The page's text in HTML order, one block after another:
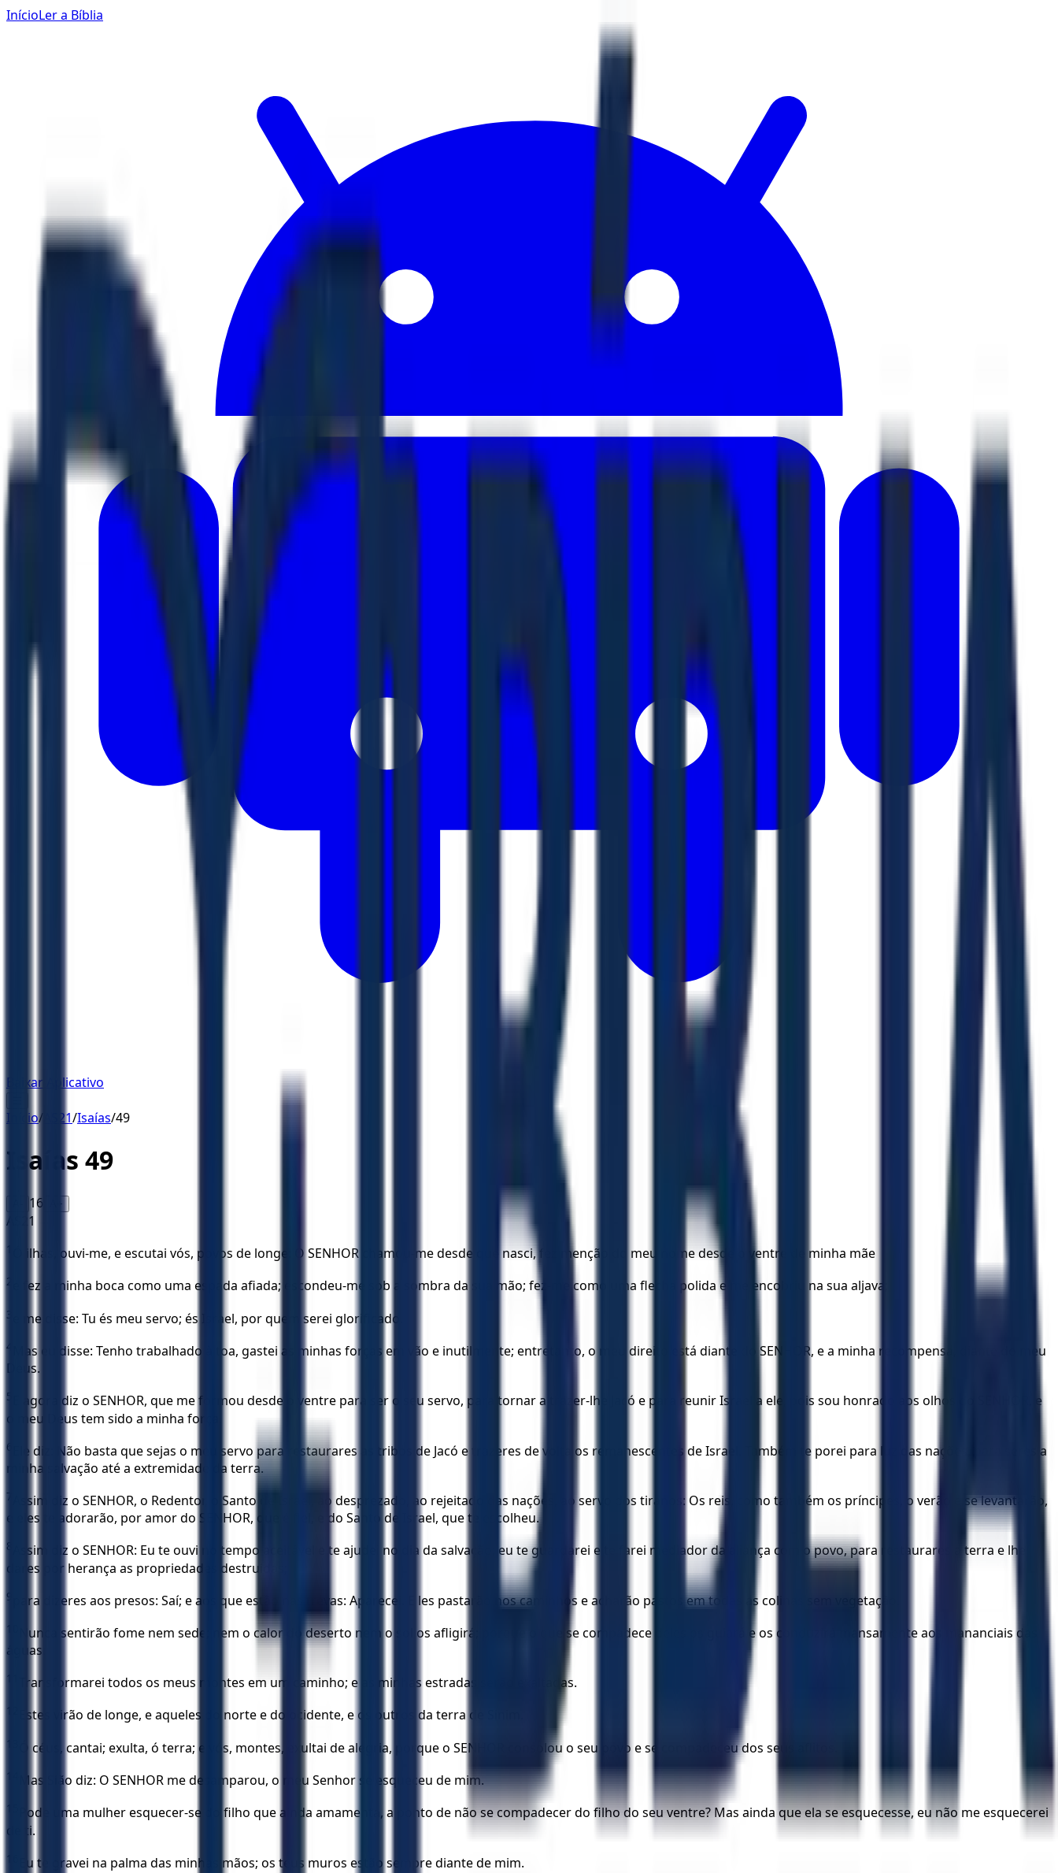
InícioLer a Bíblia
Baixar Aplicativo
Início/ AS21/Isaías/49
Isaías 49
16 A+
AS21
1 Ó ilhas, ouvi-me, e escutai vós, povos de longe: O SENHOR chamou-me desde que nasci, fez menção do meu nome desde o ventre de minha mãe
2 e fez a minha boca como uma espada afiada; escondeu-me sob a sombra da sua mão; fez-me como uma flecha polida e me encobriu na sua aljava;
3 e me disse: Tu és meu servo; és Israel, por quem serei glorificado.
4
Mas eu disse: Tenho trabalhado à toa, gastei as minhas forças em vão e inutilmente; entretanto, o meu direito está diante do SENHOR, e a minha recompensa, diante do meu
Deus.
5
E agora diz o SENHOR, que me formou desde o ventre para ser o seu servo, para tornar a trazer-lhe Jacó e para reunir Israel a ele, pois sou honrado aos olhos do SENHOR, e
o meu Deus tem sido a minha força.
6
Ele diz: Não basta que sejas o meu servo para restaurares as tribos de Jacó e trazeres de volta os remanescentes de Israel. Também te porei para luz das nações, para seres a
minha salvação até a extremidade da terra.
7
Assim diz o SENHOR, o Redentor, o Santo de Israel, ao desprezado, ao rejeitado das nações, ao servo dos tiranos: Os reis, como também os príncipes, o verão e se levantarão,
e eles te adorarão, por amor do SENHOR, que é fiel, e do Santo de Israel, que te escolheu.
8
Assim diz o SENHOR: Eu te ouvi no tempo aceitável e te ajudei no dia da salvação; eu te guardarei e te farei mediador da aliança com o povo, para restaurares a terra e lhe
dares por herança as propriedades destruídas;
9 para dizeres aos presos: Saí; e aos que estão nas trevas: Aparecei. E les pastarão nos caminhos e acharão pastos em todas as colinas sem vegetação.
10
Nunca sentirão fome nem sede; nem o calor do deserto nem o sol os afligirá; porque o que se compadece deles os guiará e os conduzirá mansamente aos mananciais das
águas.
11 Transformarei todos os meus montes em um caminho; e as minhas estradas serão exaltadas.
12 Estes virão de longe, e aqueles do norte e do ocidente, e os outros da terra de Sinim.
13 Ó céus, cantai; exulta, ó terra; e vós, montes, exultai de alegria, porque o SENHOR consolou o seu povo e se compadeceu dos seus aflitos.
14 Mas Sião diz: O SENHOR me desamparou, o meu Senhor se esqueceu de mim.
15
Pode uma mulher esquecer-se do filho que ainda amamenta, a ponto de não se compadecer do filho do seu ventre? Mas ainda que ela se esquecesse, eu não me esquecerei
de ti.
16 Eu te gravei na palma das minhas mãos; os teus muros estão sempre diante de mim.